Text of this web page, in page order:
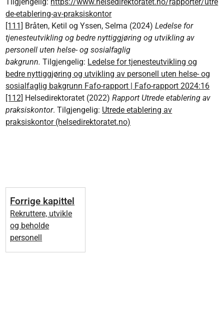
Tilgjengelig: https://www.helsedirektoratet.no/rapporter/utre
de-etablering-av-praksiskontor
[111] Bråten, Ketil og Yssen, Selma (2024)Ledelse for
tjenesteutvikling og bedre nyttiggjøring og utvikling av
personell uten helse- og sosialfaglig
bakgrunn.Tilgjengelig: Ledelse for tjenesteutvikling og
bedre nyttiggjøring og utvikling av personell uten helse- og
sosialfaglig bakgrunn Fafo-rapport | Fafo-rapport 2024:16
[112] Helsedirektoratet (2022)Rapport Utrede etablering av
praksiskontor. Tilgjengelig: Utrede etablering av
praksiskontor (helsedirektoratet.no)
Forrige kapittel
Rekruttere, utvikle
og beholde
personell